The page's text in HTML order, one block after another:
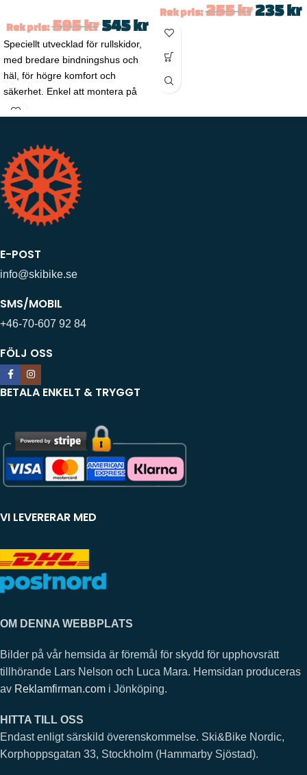
Rek pris: 595kr 545kr
Speciellt utvecklad för rullskidor,
med bredare bindningshus och
häl, för högre komfort och
säkerhet. Enkel att montera på
alla slags
Rek pris: 255kr235kr
E-POST
info@skibike.se
SMS/MOBIL
+46-70-607 92 84
FÖLJ OSS
BETALA ENKELT & TRYGGT
VI LEVERERAR MED
OM DENNA WEBBPLATS
Bilder på vår hemsida är föremål för skydd för upphovsrätt
tillhörande Lars Nelson och Luca Mara. Hemsidan produceras
av Reklamfirman.com i Jönköping.
HITTA TILL OSS
Endast enligt särskild överenskommelse. Ski&Bike Nordic,
Korphoppsgatan 33, Stockholm (Hammarby Sjöstad).